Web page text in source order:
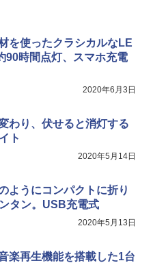
を使ったクラシカルなLE
90時間点灯、スマホ充電
2020年6月3日
わり、伏せると消灯する
ト
2020年5月14日
ようにコンパクトに折り
タン。USB充電式
2020年5月13日
楽再生機能を搭載した1台